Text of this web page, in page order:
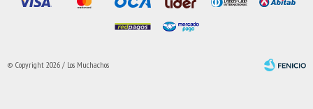
© Copyright 2026 / Los Muchachos